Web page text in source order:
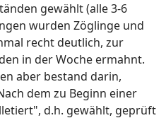
gewählt (alle 3-6
wurden Zöglinge und
recht deutlich, zur
in der Woche ermahnt.
aber bestand darin,
dem zu Beginn einer
d.h. gewählt, geprüft